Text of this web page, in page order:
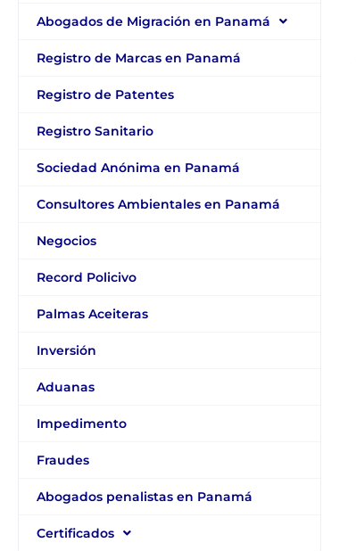
Abogados de Migración en Panamá
Registro de Marcas en Panamá
Registro de Patentes
Registro Sanitario
Sociedad Anónima en Panamá
Consultores Ambientales en Panamá
Negocios
Record Policivo
Palmas Aceiteras
Inversión
Aduanas
Impedimento
Fraudes
Abogados penalistas en Panamá
Certificados